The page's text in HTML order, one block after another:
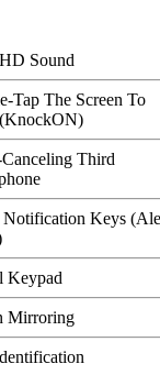
Sound
Tap The Screen To
Third
Notification Keys
Keypad
Mirroring